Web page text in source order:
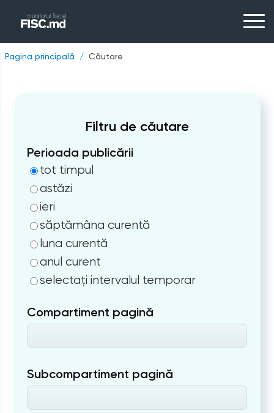
Pagina principală Căutare
Filtru de căutare
Perioada publicării
tot timpul
astăzi
ieri
săptămâna curentă
luna curentă
anul curent
selectați intervalul temporar
Compartiment pagină
Subcompartiment pagină